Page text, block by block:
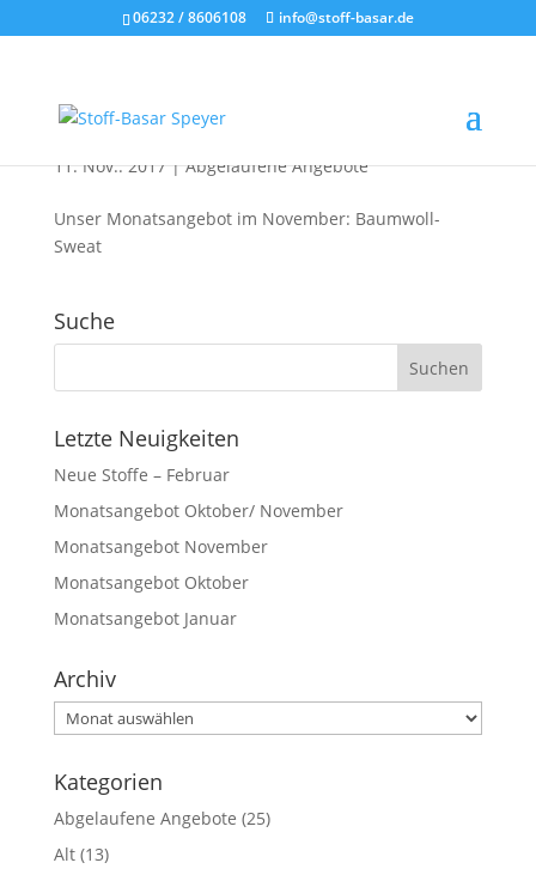
06232 / 8606108 info@stoff-basar.de
11. Nov.. 2017|Abgelaufene Angebote
Unser Monatsangebot im November: Baumwoll-
Sweat
Suche
Letzte Neuigkeiten
Neue Stoffe – Februar
Monatsangebot Oktober/ November
Monatsangebot November
Monatsangebot Oktober
Monatsangebot Januar
Archiv
Archiv
Kategorien
Abgelaufene Angebote (25)
Alt(13)